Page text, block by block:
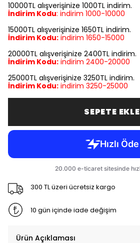
10000TL alışverişinize 1000TL indirim.
İndirim Kodu: indirim 1000-10000
15000TL alışverişinize 1650TL indirim.
İndirim Kodu: indirim 1650-15000
20000TL alışverişinize 2400TL indirim.
İndirim Kodu: indirim 2400-20000
25000TL alışverişinize 3250TL indirim.
İndirim Kodu: indirim 3250-25000
SEPETE EKLE
300 TL üzeri ücretsiz kargo
10 gün içinde iade değişim
Ürün Açıklaması